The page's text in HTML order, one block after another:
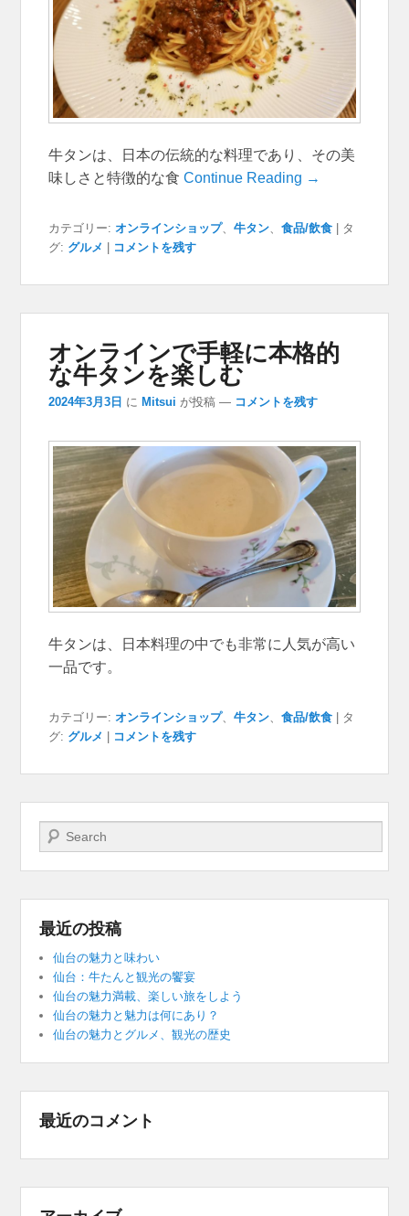
牛タンは、日本の伝統的な料理であり、その美
味しさと特徴的な食Continue Reading →
カテゴリー: オンラインショップ、牛タン、食品/飲食
タ
グ: グルメ コメントを残す
オンラインで手軽に本格的
な牛タンを楽しむ
2024年3月3日 に Mitsui が投稿 — コメントを残す
牛タンは、日本料理の中でも非常に人気が高い
一品です。
カテゴリー: オンラインショップ、牛タン、食品/飲食
タ
グ: グルメ コメントを残す
検索開始
最近の投稿
仙台の魅力と味わい
仙台：牛たんと観光の饗宴
仙台の魅力満載、楽しい旅をしよう
仙台の魅力と魅力は何にあり？
仙台の魅力とグルメ、観光の歴史
最近のコメント